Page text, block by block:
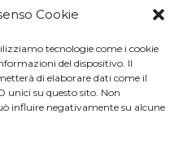
Cookie
tecnologie come i cookie
del dispositivo. Il
di elaborare dati come il
su questo sito. Non
influire negativamente su alcune